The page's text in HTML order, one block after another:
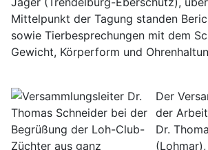
Mittelpunkt der Tagung standen
sowie Tierbesprechungen mit dem
Gewicht, Körperform und
Der
der
Dr.